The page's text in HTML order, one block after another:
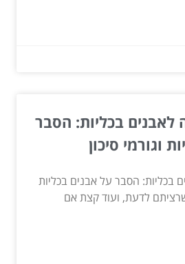
לאבנים בכליות: הסבר
וגורמי סיכון
בכליות: הסבר על אבנים בכליות
שרציתם לדעת, ועוד קצת אם